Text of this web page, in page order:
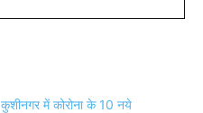
कुशीनगर में कोरोना के 10 नये